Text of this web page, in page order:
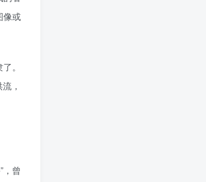
像或
。
，
，曾